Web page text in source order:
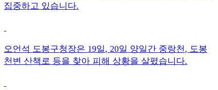
집중하고 있습니다.
오언석 도봉구청장은 19일, 20일 양일간 중랑천 , 도봉
천변 산책로 등을 찾아 피해 상황을 살폈습니다.